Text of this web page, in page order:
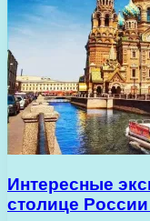
Интересные
столице